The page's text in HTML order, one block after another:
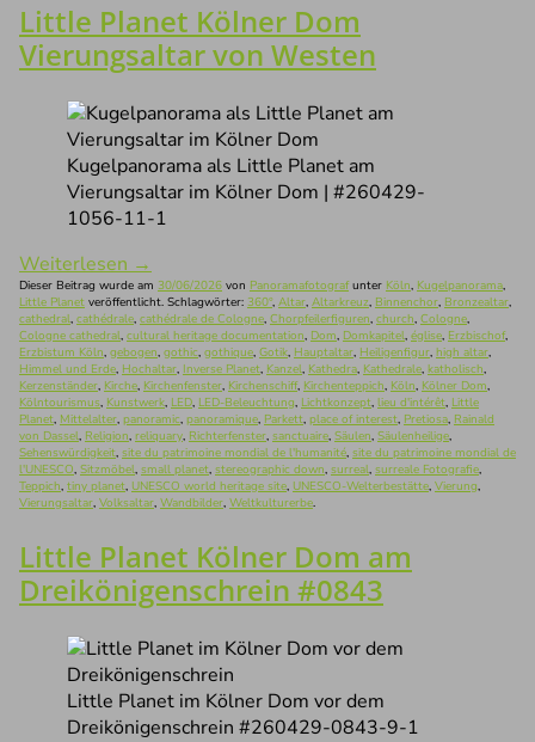
Little Planet Kölner Dom
Vierungsaltar von Westen
Kugelpanorama als Little Planet am
Vierungsaltar im Kölner Dom | #260429-
1056-11-1
Weiterlesen →
Dieser Beitrag wurde am 30/06/2026 von Panoramafotografunter Köln, Kugelpanorama,
Little Planet veröffentlicht. Schlagwörter: 360°, Altar, Altarkreuz, Binnenchor, Bronzealtar,
cathedral, cathédrale, cathédrale de Cologne, Chorpfeilerfiguren, church, Cologne,
Cologne cathedral, cultural heritage documentation, Dom, Domkapitel, église, Erzbischof,
Erzbistum Köln, gebogen, gothic, gothique, Gotik, Hauptaltar, Heiligenfigur, high altar,
Himmel und Erde, Hochaltar, Inverse Planet, Kanzel, Kathedra, Kathedrale, katholisch,
Kerzenständer, Kirche, Kirchenfenster, Kirchenschiff, Kirchenteppich, Köln, Kölner Dom,
Kölntourismus, Kunstwerk, LED, LED-Beleuchtung, Lichtkonzept, lieu d'intérêt, Little
Planet, Mittelalter, panoramic, panoramique, Parkett, place of interest, Pretiosa, Rainald
von Dassel, Religion, reliquary, Richterfenster, sanctuaire, Säulen, Säulenheilige,
Sehenswürdigkeit, site du patrimoine mondial de l'humanité, site du patrimoine mondial de
l'UNESCO, Sitzmöbel, small planet, stereographic down, surreal, surreale Fotografie,
Teppich, tiny planet, UNESCO world heritage site, UNESCO-Welterbestätte, Vierung,
Vierungsaltar, Volksaltar, Wandbilder, Weltkulturerbe.
Little Planet Kölner Dom am
Dreikönigenschrein #0843
Little Planet im Kölner Dom vor dem
Dreikönigenschrein #260429-0843-9-1